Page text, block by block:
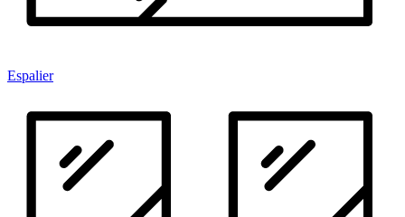
Espalier